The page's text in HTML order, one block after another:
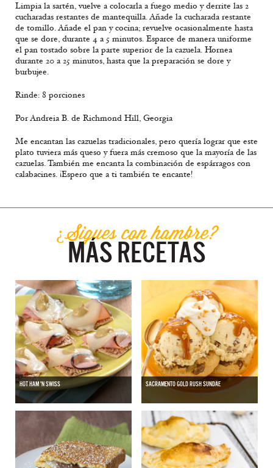
Limpia la sartén, vuelve a colocarla a fuego medio y derrite las 2
cucharadas restantes de mantequilla. Añade la cucharada restante
de tomillo. Añade el pan y cocina; revuelve ocasionalmente hasta
que se dore, durante 4 a 5 minutos. Esparce de manera uniforme
el pan tostado sobre la parte superior de la cazuela. Hornea
durante 20 a 25 minutos, hasta que la preparación se dore y
burbujee.
Rinde: 8 porciones
Por Andreia B. de Richmond Hill, Georgia
Me encantan las cazuelas tradicionales, pero quería lograr que este
plato tuviera más queso y fuera más cremoso que la mayoría de las
cazuelas. También me encanta la combinación de espárragos con
calabacines. ¡Espero que a ti también te encante!
¿Sigues con hambre?
MÁS RECETAS
HOT HAM 'N SWISS SACRAMENTO GOLD RUSH SUNDAE